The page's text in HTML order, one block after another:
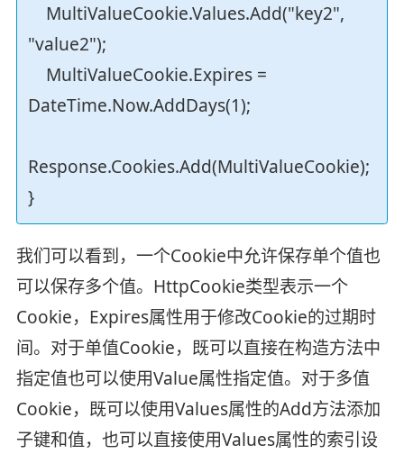
MultiValueCookie.Values.Add("key2",
"value2");
MultiValueCookie.Expires =
DateTime.Now.AddDays(1);
Response.Cookies.Add(MultiValueCookie);
}
我们可以看到，一个Cookie中允许保存单个值也
可以保存多个值。HttpCookie类型表示一个
Cookie，Expires属性用于修改Cookie的过期时
间。对于单值Cookie，既可以直接在构造方法中
指定值也可以使用Value属性指定值。对于多值
Cookie，既可以使用Values属性的Add方法添加
子键和值，也可以直接使用Values属性的索引设